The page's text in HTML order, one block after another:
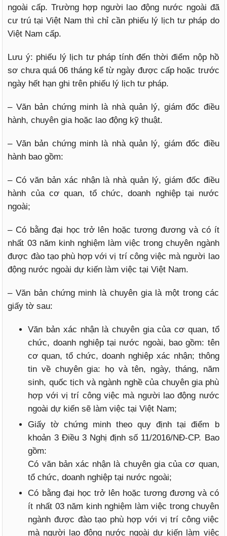
ngoài cấp. Trường hợp người lao động nước ngoài đã
cư trú tại Việt Nam thì chỉ cần phiếu lý lịch tư pháp do
Việt Nam cấp.
Lưu ý: phiếu lý lịch tư pháp tính đến thời điểm nộp hồ
sơ chưa quá 06 tháng kể từ ngày được cấp hoặc trước
ngày hết hạn ghi trên phiếu lý lịch tư pháp.
– Văn bản chứng minh là nhà quản lý, giám đốc điều
hành, chuyên gia hoặc lao động kỹ thuật.
– Văn bản chứng minh là nhà quản lý, giám đốc điều
hành bao gồm:
– Có văn bản xác nhận là nhà quản lý, giám đốc điều
hành của cơ quan, tổ chức, doanh nghiệp tại nước
ngoài;
– Có bằng đại học trở lên hoặc tương đương và có ít
nhất 03 năm kinh nghiệm làm việc trong chuyên ngành
được đào tạo phù hợp với vị trí công việc mà người lao
động nước ngoài dự kiến làm việc tại Việt Nam.
– Văn bản chứng minh là chuyên gia là một trong các
giấy tờ sau:
Văn bản xác nhận là chuyên gia của cơ quan, tổ
chức, doanh nghiệp tại nước ngoài, bao gồm: tên
cơ quan, tổ chức, doanh nghiệp xác nhận; thông
tin về chuyên gia: họ và tên, ngày, tháng, năm
sinh, quốc tịch và ngành nghề của chuyên gia phù
hợp với vị trí công việc mà người lao động nước
ngoài dự kiến sẽ làm việc tại Việt Nam;
Giấy tờ chứng minh theo quy định tại điểm b
khoản 3 Điều 3 Nghị định số 11/2016/NĐ-CP. Bao
gồm:
Có văn bản xác nhận là chuyên gia của cơ quan,
tổ chức, doanh nghiệp tại nước ngoài;
Có bằng đại học trở lên hoặc tương đương và có
ít nhất 03 năm kinh nghiệm làm việc trong chuyên
ngành được đào tạo phù hợp với vị trí công việc
mà người lao động nước ngoài dự kiến làm việc